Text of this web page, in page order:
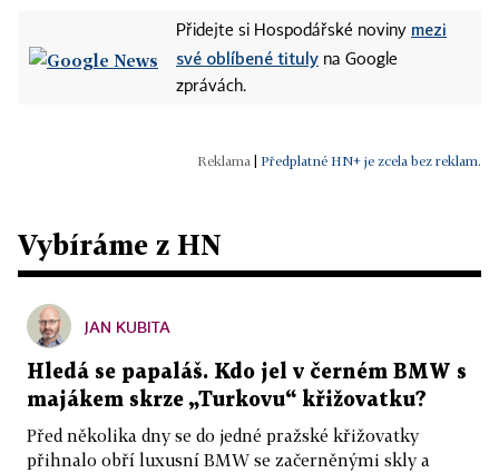
Přidejte si Hospodářské noviny mezi
své oblíbené tituly na Google
zprávách.
Předplatné HN+ je zcela bez reklam.
Vybíráme z HN
JAN KUBITA
Hledá se papaláš. Kdo jel v černém BMW s
majákem skrze „Turkovu“ křižovatku?
Před několika dny se do jedné pražské křižovatky
přihnalo obří luxusní BMW se začerněnými skly a